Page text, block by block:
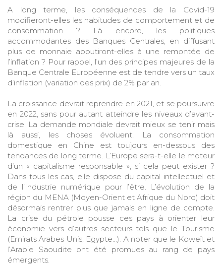
A long terme, les conséquences de la Covid-19
modifieront-elles les habitudes de comportement et de
consommation ? Là encore, les politiques
accommodantes des Banques Centrales, en diffusant
plus de monnaie aboutiront-elles à une remontée de
l’inflation ? Pour rappel, l’un des principes majeures de la
Banque Centrale Européenne est de tendre vers un taux
d’inflation (variation des prix) de 2% par an.
La croissance devrait reprendre en 2021, et se poursuivre
en 2022, sans pour autant atteindre les niveaux d’avant-
crise. La demande mondiale devrait mieux se tenir mais
là aussi, les choses évoluent. La consommation
domestique en Chine est toujours en-dessous des
tendances de long terme. L’Europe sera-t-elle le moteur
d’un « capitalisme responsable », si cela peut exister ?
Dans tous les cas, elle dispose du capital intellectuel et
de l’Industrie numérique pour l’être. L’évolution de la
région du MENA (Moyen-Orient et Afrique du Nord) doit
désormais rentrer plus que jamais en ligne de compte.
La crise du pétrole pousse ces pays à orienter leur
économie vers d’autres secteurs tels que le Tourisme
(Emirats Arabes Unis, Egypte…). A noter que le Koweït et
l’Arabie Saoudite ont été promues au rang de pays
émergents.